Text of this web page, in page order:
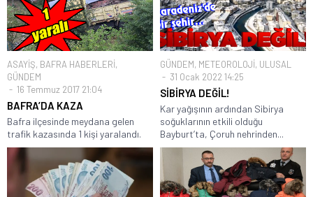
ASAYİŞ, BAFRA HABERLERİ,
GÜNDEM
16 Temmuz 2017 21:04
BAFRA’DA KAZA
Bafra ilçesinde meydana gelen
trafik kazasında 1 kişi yaralandı.
GÜNDEM, METEOROLOJİ, ULUSAL
31 Ocak 2022 14:25
SİBİRYA DEĞİL!
Kar yağışının ardından Sibirya
soğuklarının etkili olduğu
Bayburt’ta, Çoruh nehrinden...